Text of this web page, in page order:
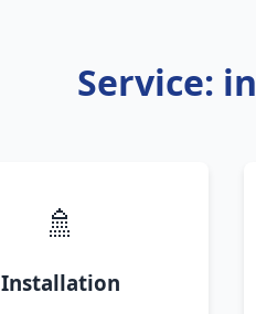
Service:
🚿
Installation